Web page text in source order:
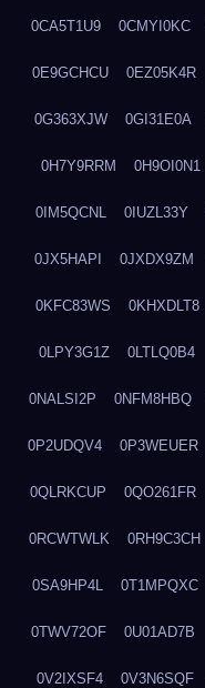
0CA5T1U9 0CMYI0KC
0E9GCHCU 0EZ05K4R
0G363XJW 0GI31E0A
0H7Y9RRM 0H9OI0N1
0IM5QCNL 0IUZL33Y
0JX5HAPI 0JXDX9ZM
0KFC83WS 0KHXDLT8
0LPY3G1Z 0LTLQ0B4
0NALSI2P 0NFM8HBQ
0P2UDQV4 0P3WEUER
0QLRKCUP 0QO261FR
0RCWTWLK 0RH9C3CH
0SA9HP4L 0T1MPQXC
0TWV72OF 0U01AD7B
0V2IXSF4 0V3N6SQF